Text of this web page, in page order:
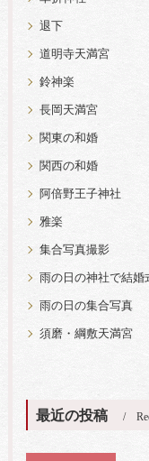
退下
道明寺天満宮
鈴神楽
長岡天満宮
関東の和婚
関西の和婚
阿倍野王子神社
雅楽
集合写真撮影
雨の日の神社で結婚
雨の日の集合写真
須磨・綱敷天満宮
最近の投稿